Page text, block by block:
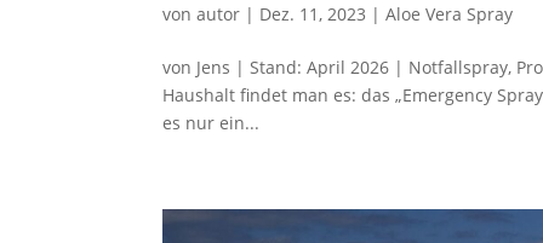
vonautor | Dez. 11, 2023 |Aloe Vera Spray
von Jens | Stand: April 2026 | Notfallspray,
Haushalt findet man es: das „Emergency
es nur ein...